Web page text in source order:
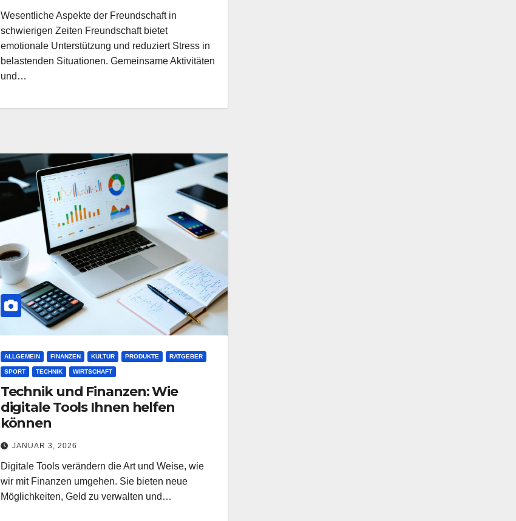
Wesentliche Aspekte der Freundschaft in
schwierigen Zeiten Freundschaft bietet
emotionale Unterstützung und reduziert Stress in
belastenden Situationen. Gemeinsame Aktivitäten
und…
ALLGEMEIN FINANZEN KULTUR PRODUKTE RATGEBER
SPORT TECHNIK WIRTSCHAFT
Technik und Finanzen: Wie
digitale Tools Ihnen helfen
können
JANUAR 3, 2026
Digitale Tools verändern die Art und Weise, wie
wir mit Finanzen umgehen. Sie bieten neue
Möglichkeiten, Geld zu verwalten und…